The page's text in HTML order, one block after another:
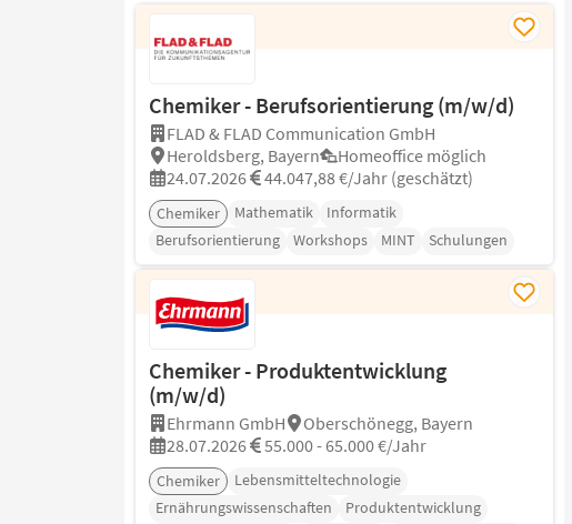
Chemiker - Berufsorientierung (m/w/d)
FLAD & FLAD Communication GmbH
Heroldsberg, Bayern
Homeoffice möglich
24.07.2026
44.047,88 €/Jahr (geschätzt)
Chemiker Mathematik
Informatik
Berufsorientierung
Workshops MINT Schulungen
Chemiker - Produktentwicklung
(m/w/d)
Ehrmann GmbH
Oberschönegg, Bayern
28.07.2026
55.000 - 65.000 €/Jahr
Chemiker
Lebensmitteltechnologie
Ernährungswissenschaften
Produktentwicklung